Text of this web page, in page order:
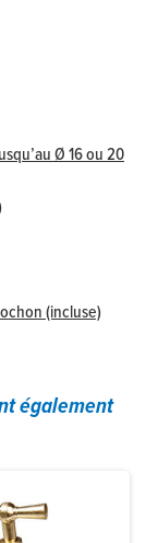
Ø 16 ou 20
(incluse)
également